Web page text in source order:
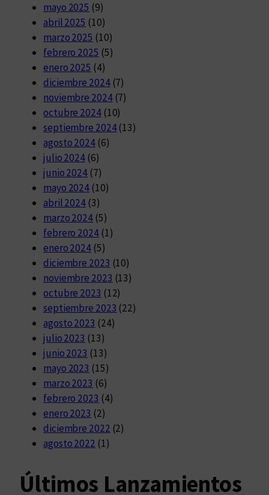
mayo 2025 (9)
abril 2025 (10)
marzo 2025 (10)
febrero 2025 (5)
enero 2025 (4)
diciembre 2024(7)
noviembre 2024(7)
octubre 2024(10)
septiembre 2024(13)
agosto 2024(6)
julio 2024 (6)
junio 2024 (7)
mayo 2024 (10)
abril 2024 (3)
marzo 2024 (5)
febrero 2024(1)
enero 2024 (5)
diciembre 2023 (10)
noviembre 2023 (13)
octubre 2023 (12)
septiembre 2023 (22)
agosto 2023 (24)
julio 2023 (13)
junio 2023 (13)
mayo 2023 (15)
marzo 2023 (6)
febrero 2023 (4)
enero 2023 (2)
diciembre 2022 (2)
agosto 2022 (1)
Últimos Lanzamientos